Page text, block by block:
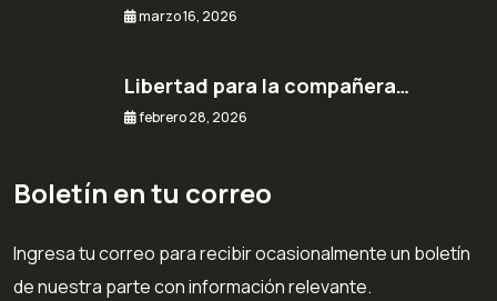
marzo 16, 2026
Libertad para la compañera…
febrero 28, 2026
Boletín en tu correo
Ingresa tu correo para recibir ocasionalmente un boletín
de nuestra parte con información relevante.